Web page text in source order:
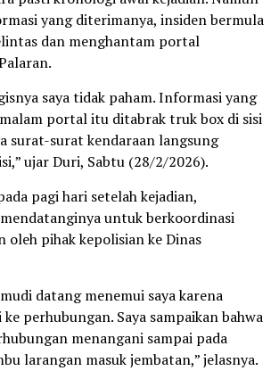
yang diterimanya, insiden bermula
dan menghantam portal
saya tidak paham. Informasi yang
portal itu ditabrak truk box di sisi
surat-surat kendaraan langsung
ujar Duri, Sabtu (28/2/2026).
pagi hari setelah kejadian,
untuk berkoordinasi
oleh pihak kepolisian ke Dinas
datang menemui saya karena
perhubungan. Saya sampaikan bahwa
menangani sampai pada
larangan masuk jembatan,” jelasnya.